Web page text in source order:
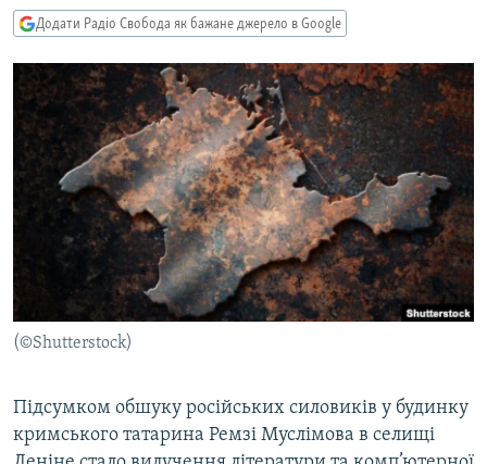
пошуку
УКРАЇНА
СВІТ
ТИ ЯК?
СХЕМИ
КИТАЙ.ВИКЛИКИ
МУЛЬТИМЕДІА
ФОТО
СПЕЦПРОЄКТИ
ПОДКАСТИ
КРИМ РЕАЛІЇ
УКР
КТАТ
Додати Радіо Свобода як бажане джерело в Google
(©Shutterstock)
Підсумком обшуку російських силовиків у будинку
кримського татарина Ремзі Муслімова в селищі